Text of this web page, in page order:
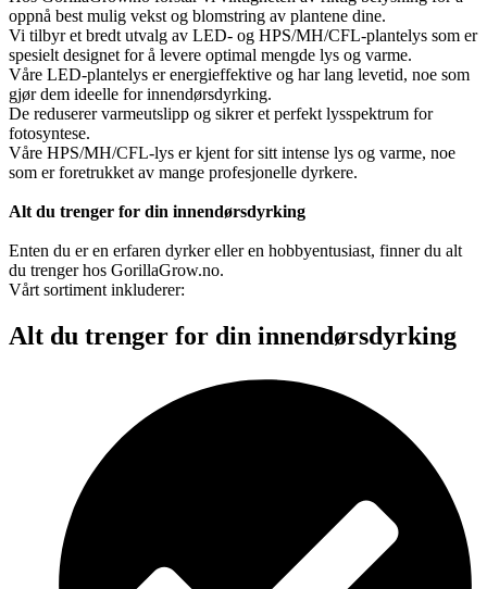
oppnå best mulig vekst og blomstring av plantene dine.
Vi tilbyr et bredt utvalg av LED- og HPS/MH/CFL-plantelys som er
spesielt designet for å levere optimal mengde lys og varme.
Våre LED-plantelys er energieffektive og har lang levetid, noe som
gjør dem ideelle for innendørsdyrking.
De reduserer varmeutslipp og sikrer et perfekt lysspektrum for
fotosyntese.
Våre HPS/MH/CFL-lys er kjent for sitt intense lys og varme, noe
som er foretrukket av mange profesjonelle dyrkere.
Alt du trenger for din innendørsdyrking
Enten du er en erfaren dyrker eller en hobbyentusiast, finner du alt
du trenger hos GorillaGrow.no.
Vårt sortiment inkluderer:
Alt du trenger for din innendørsdyrking